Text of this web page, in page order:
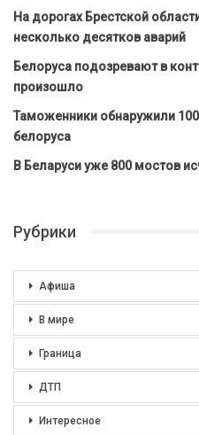
На дорогах Брестской
несколько десятков аварий
Белоруса подозревают в
произошло
Таможенники обнаружили
белоруса
В Беларуси уже 800 мостов
Рубрики
Афиша
В мире
Граница
ДТП
Интересное